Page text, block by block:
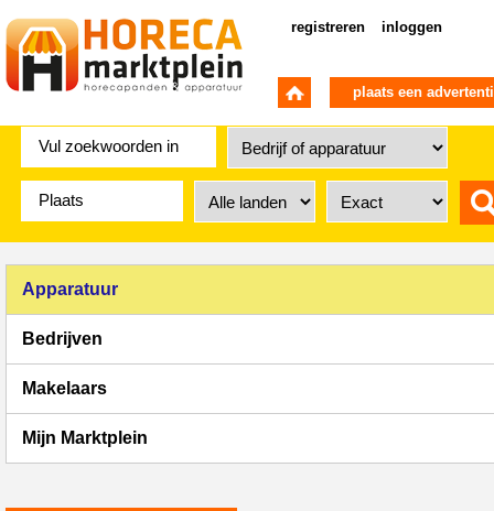
registreren inloggen
plaats een
Apparatuur
Bedrijven
Makelaars
Mijn Marktplein